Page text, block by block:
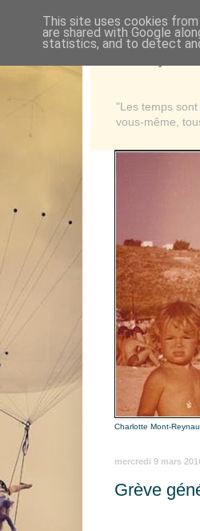
"Les temps
vous-même,
Charlotte Mont-
mercredi 9 mars
Grève
This site uses cookies
are shared with Google
statistics, and to detect